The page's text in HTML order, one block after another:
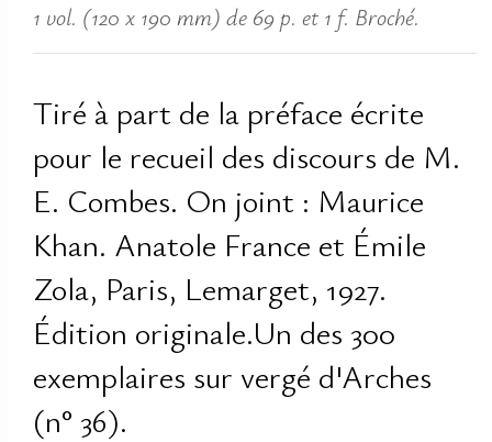
1 vol. (120 x 190 mm) de 69 p. et 1 f. Broché.
Tiré à part de la préface écrite
pour le recueil des discours de M.
E. Combes. On joint : Maurice
Khan. Anatole France et Émile
Zola, Paris, Lemarget, 1927.
Édition originale.Un des 300
exemplaires sur vergé d'Arches
(n° 36).